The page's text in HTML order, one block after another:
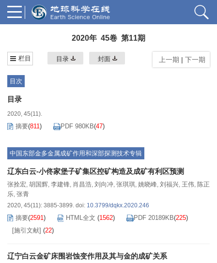
2020年 45卷 第11期
栏目 目录 封面 上一期 | 下一期
目次
目录
2020, 45(11).
摘要(811) PDF 980KB(47)
中国东部金多金属成矿作用和深部探测技术专辑
辽东白云-小佟家堡子矿集区控矿构造及成矿有利区预测
张拴宏, 胡国辉, 李建锋, 肖昌浩, 刘向冲, 张琪琪, 姚晓峰, 刘福兴, 王伟, 陈正
乐, 张青
2020, 45(11): 3885-3899. doi: 10.3799/dqkx.2020.246
摘要(2591) HTML全文 (1562) PDF 20189KB(225)
[施引文献] (22)
辽宁白云金矿床围岩蚀变作用及其与金的成矿关系